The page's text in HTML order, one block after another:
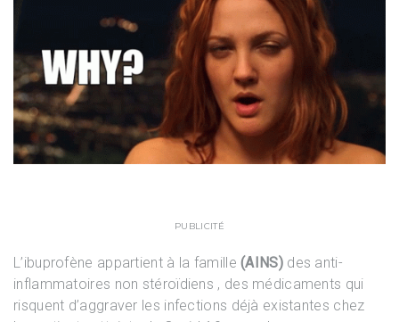
PUBLICITÉ
L’ibuprofène appartient à la famille(AINS)des anti-
inflammatoires non stéroïdiens , des médicaments qui
risquent d’aggraver les infections déjà existantes chez